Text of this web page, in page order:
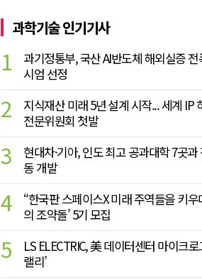
과학기술 인기기사
1
과기정통부, 국산 AI반도체 해외실증
시엄 선정
2
지식재산 미래 5년 설계 시작... 세계 IP
전문위원회 첫발
3
현대차·기아, 인도 최고 공과대학 7곳
동 개발
4
“한국판 스페이스X 미래 주역들을 키우
의 조약돌’ 5기 모집
5
LS ELECTRIC, 美 데이터센터 마이크
랠리’